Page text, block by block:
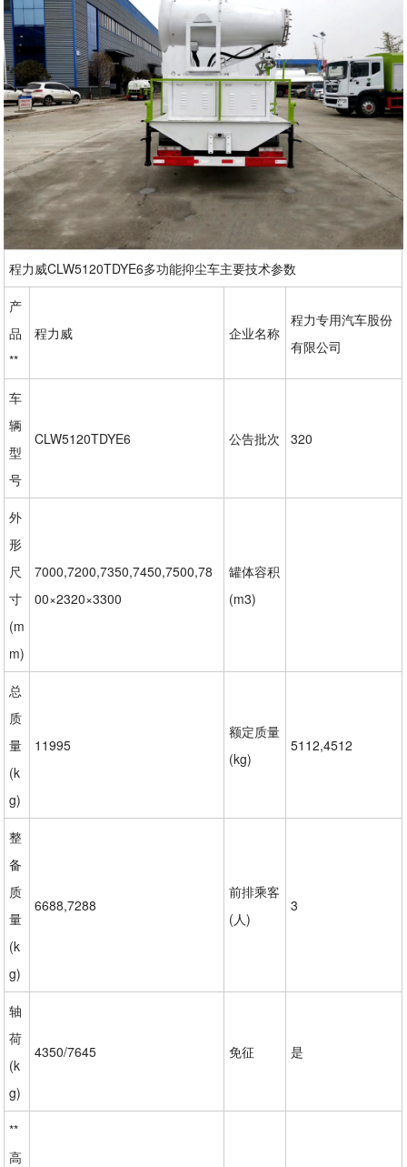
程力威CLW5120TDYE6多功能抑尘车主要技术参数
产
品
**
程力威 企业名称
程力专用汽车股份
有限公司
车
辆
型
号
CLW5120TDYE6 公告批次 320
外
形
尺
寸
(m
m)
7000,7200,7350,7450,7500,78
00×2320×3300
罐体容积
(m3)
总
质
量
(k
g)
11995
额定质量
(kg)
5112,4512
整
备
质
量
(k
g)
6688,7288
前排乘客
(人)
3
轴
荷
(k
g)
4350/7645 免征 是
**
高